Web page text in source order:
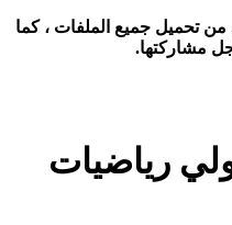
تحميل جميع الملفات ، كما
مشاركتها.
رياضيات